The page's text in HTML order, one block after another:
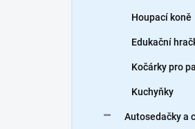
Houpací koně
Edukační
Kočárky pro
Kuchyňky
Autosedačky a